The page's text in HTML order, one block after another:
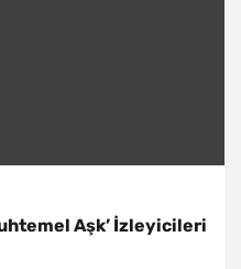
Aşk’ İzleyicileri